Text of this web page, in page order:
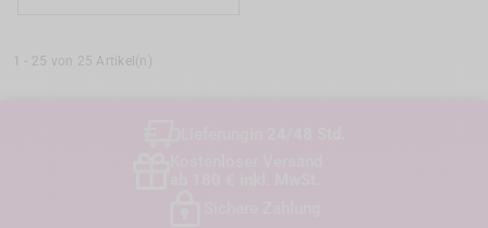
1 - 25 von 25 Artikel(n)